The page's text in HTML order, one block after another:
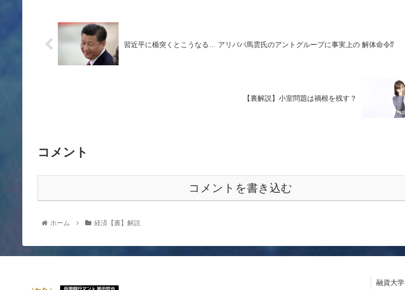
習近平に楯突くとこうなる… アリババ馬雲氏のアントグループに事実上の 解体命令⁉️
【裏解説】小室問題は禍根を残す？
コメント
コメントを書き込む
ホーム 経済【裏】解説
融資大学